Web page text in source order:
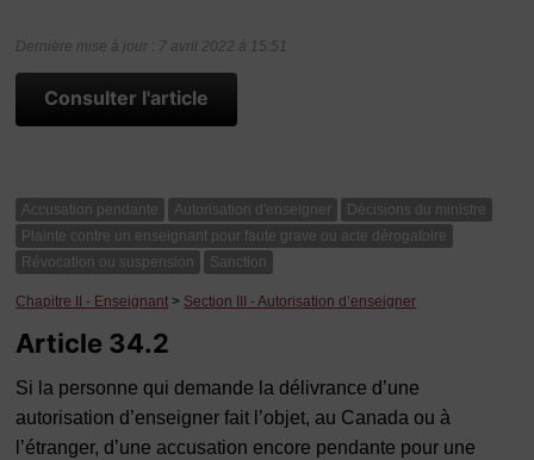
Dernière mise à jour : 7 avril 2022 à 15:51
Consulter l'article
Accusation pendante Autorisation d'enseigner
Décisions du ministre
Plainte contre un enseignant pour faute grave ou acte dérogatoire
Révocation ou suspension
Sanction
Chapitre II - Enseignant > Section III - Autorisation d’enseigner
Article 34.2
Si la personne qui demande la délivrance d’une
autorisation d’enseigner fait l’objet, au Canada ou à
l’étranger, d’une accusation encore pendante pour une